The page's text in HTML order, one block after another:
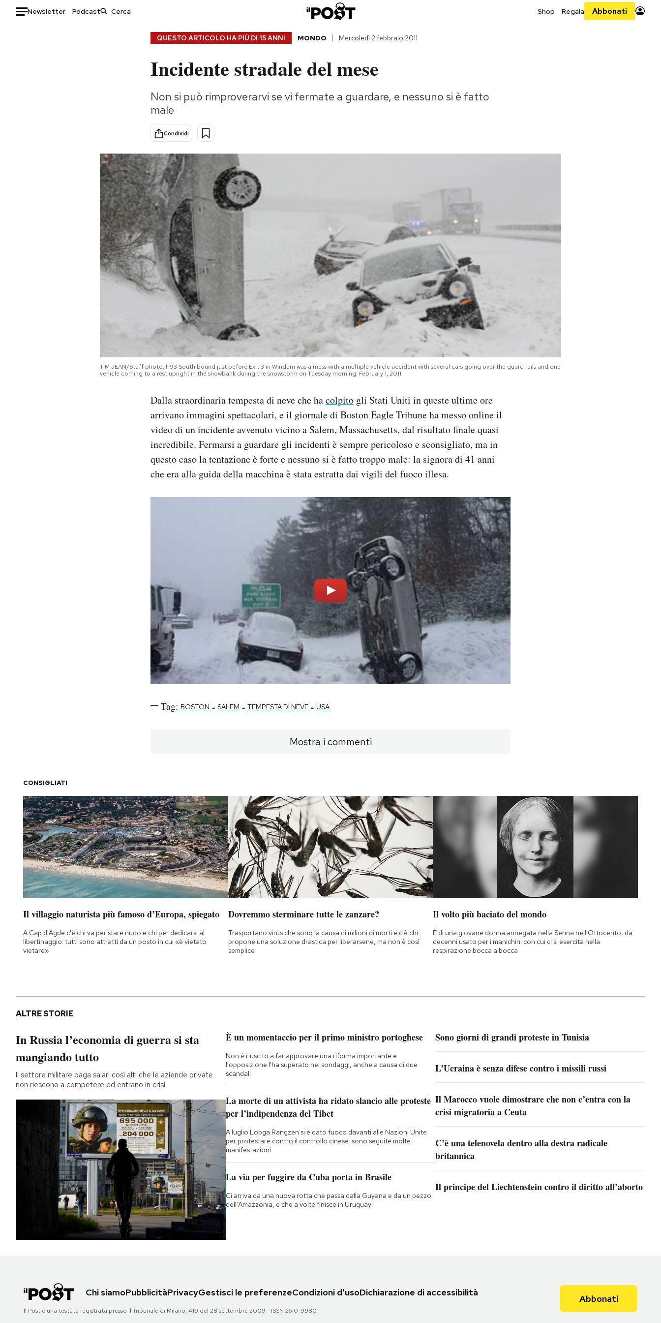
Newsletter Podcast Shop Regala Abbonati
Consumismi
Storie/Idee
Ok Boomer!
Media
Europa
Altrecose
Mondiali calcio 2026
QUESTO ARTICOLO HA PIÙ DI 15 ANNI MONDO Mercoledì 2 febbraio 2011
Incidente stradale del mese
Non si può rimproverarvi se vi fermate a guardare, e nessuno si è fatto
male
Condividi
TIM JEAN/Staff photo. I-93 South bound just before Exit 3 in Windam was a mess with a multiple vehicle accident with several cars going over the guard rails and one
vehicle coming to a rest upright in the snowbank during the snowstorm on Tuesday morning. February 1, 2011
Dalla straordinaria tempesta di neve che hacolpito gli Stati Uniti in queste ultime ore
arrivano immagini spettacolari, e il giornale di Boston Eagle Tribune ha messo online il
video di un incidente avvenuto vicino a Salem, Massachusetts, dal risultato finale quasi
incredibile. Fermarsi a guardare gli incidenti è sempre pericoloso e sconsigliato, ma in
questo caso la tentazione è forte e nessuno si è fatto troppo male: la signora di 41 anni
che era alla guida della macchina è stata estratta dai vigili del fuoco illesa.
Tag: BOSTON - SALEM - TEMPESTA DI NEVE - USA
Mostra i commenti
CONSIGLIATI
Il villaggio naturista più famoso d’Europa, spiegato
A Cap d'Agde c'è chi va per stare nudo e chi per dedicarsi al
libertinaggio: tutti sono attratti da un posto in cui «è vietato
vietare»
Dovremmo sterminare tutte le zanzare?
Trasportano virus che sono la causa di milioni di morti e c'è chi
propone una soluzione drastica per liberarsene, ma non è così
semplice
Il volto più baciato del mondo
È di una giovane donna annegata nella Senna nell'Ottocento, da
decenni usato per i manichini con cui ci si esercita nella
respirazione bocca a bocca
ALTRE STORIE
In Russia l’economia di guerra si sta
mangiando tutto
Il settore militare paga salari così alti che le aziende private
non riescono a competere ed entrano in crisi
È un momentaccio per il primo ministro portoghese
Non è riuscito a far approvare una riforma importante e
l'opposizione l'ha superato nei sondaggi, anche a causa di due
scandali
La morte di un attivista ha ridato slancio alle proteste
per l’indipendenza del Tibet
A luglio Lobga Rangzen si è dato fuoco davanti alle Nazioni Unite
per protestare contro il controllo cinese: sono seguite molte
manifestazioni
La via per fuggire da Cuba porta in Brasile
Ci arriva da una nuova rotta che passa dalla Guyana e da un pezzo
dell'Amazzonia, e che a volte finisce in Uruguay
Sono giorni di grandi proteste in Tunisia
L’Ucraina è senza difese contro i missili russi
Il Marocco vuole dimostrare che non c’entra con la
crisi migratoria a Ceuta
C’è una telenovela dentro alla destra radicale
britannica
Il principe del Liechtenstein contro il diritto all’aborto
Chi siamoPubblicitàPrivacyGestisci le preferenzeCondizioni d'usoDichiarazione di accessibilità
Il Post è una testata registrata presso il Tribunale di Milano, 419 del 28 settembre 2009 - ISSN 2610-9980
Abbonati